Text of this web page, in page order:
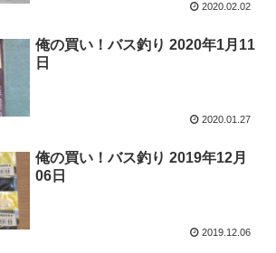
2020.02.02
俺の買い！バス釣り 2020年1月11
日
2020.01.27
俺の買い！バス釣り 2019年12月
06日
2019.12.06